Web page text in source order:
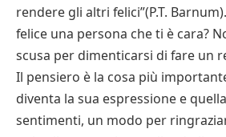
rendere gli altri felici”(P.T.
felice una persona che ti è cara?
scusa per dimenticarsi di fare un
Il pensiero è la cosa più
diventa la sua espressione e
sentimenti, un modo per